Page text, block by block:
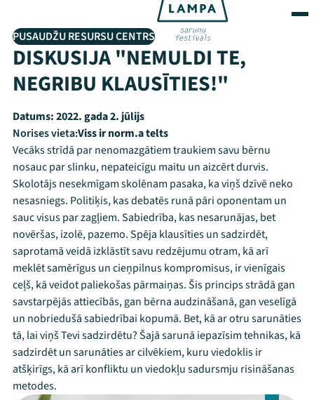
PUSAUDŽU RESURSU CENTRS
DISKUSIJA "NEMULDI TE,
NEGRIBU KLAUSĪTIES!"
Datums:2022. gada 2. jūlijs
Norises vieta:Viss ir norm.a telts
Vecāks strīdā par nenomazgātiem traukiem savu bērnu
nosauc par slinku, nepateicīgu maitu un aizcērt durvis.
Skolotājs nesekmīgam skolēnam pasaka, ka viņš dzīvē neko
nesasniegs. Politiķis, kas debatēs runā pāri oponentam un
sauc visus par zagļiem. Sabiedrība, kas nesarunājas, bet
novēršas, izolē, pazemo. Spēja klausīties un sadzirdēt,
saprotamā veidā izklāstīt savu redzējumu otram, kā arī
meklēt samērīgus un cieņpilnus kompromisus, ir vienīgais
ceļš, kā veidot paliekošas pārmaiņas. Šis princips strādā gan
savstarpējās attiecībās, gan bērna audzināšanā, gan veselīgā
un nobriedušā sabiedrībai kopumā. Bet, kā ar otru sarunāties
tā, lai viņš Tevi sadzirdētu? Šajā sarunā iepazīsim tehnikas, kā
sadzirdēt un sarunāties ar cilvēkiem, kuru viedoklis ir
atšķirīgs, kā arī konfliktu un viedokļu sadursmju risināšanas
metodes.